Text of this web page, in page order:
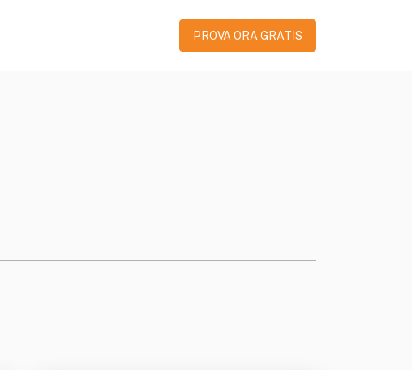
PROVA ORA GRATIS